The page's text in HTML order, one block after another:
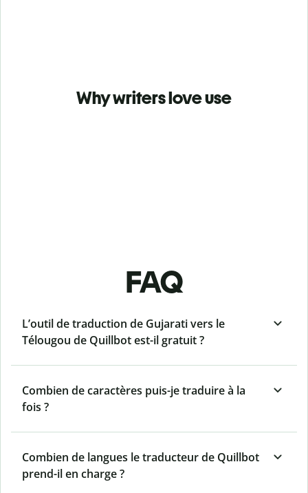
Why writers love use
FAQ
L’outil de traduction de Gujarati vers le
Télougou de Quillbot est-il gratuit ?
Combien de caractères puis-je traduire à la
fois ?
Combien de langues le traducteur de Quillbot
prend-il en charge ?